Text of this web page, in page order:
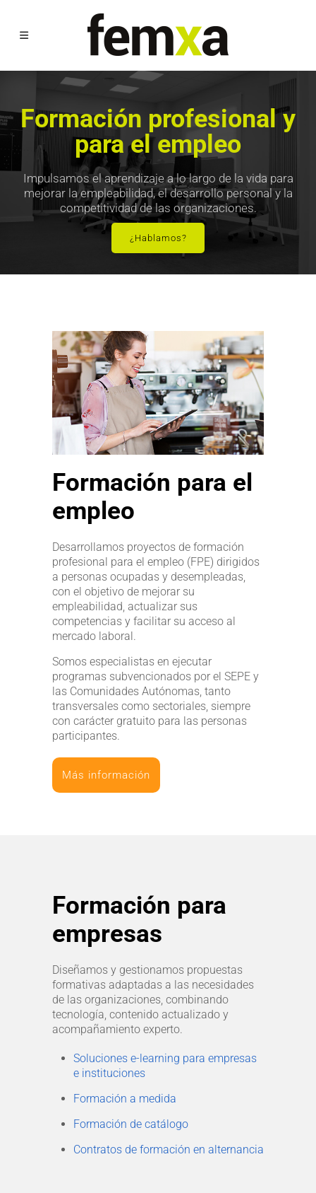
Formación profesional y
para el empleo
Impulsamos el aprendizaje a lo largo de la vida para
mejorar la empleabilidad, el desarrollo personal y la
competitividad de las organizaciones.
¿Hablamos?
Formación para el
empleo
Desarrollamos proyectos de formación
profesional para el empleo (FPE) dirigidos
a personas ocupadas y desempleadas,
con el objetivo de mejorar su
empleabilidad, actualizar sus
competencias y facilitar su acceso al
mercado laboral.
Somos especialistas en ejecutar
programas subvencionados por el SEPE y
las Comunidades Autónomas, tanto
transversales como sectoriales, siempre
con carácter gratuito para las personas
participantes.
Más información
Formación para
empresas
Diseñamos y gestionamos propuestas
formativas adaptadas a las necesidades
de las organizaciones, combinando
tecnología, contenido actualizado y
acompañamiento experto.
Soluciones e-learning para empresas
e instituciones
Formación a medida
Formación de catálogo
Contratos de formación en alternancia